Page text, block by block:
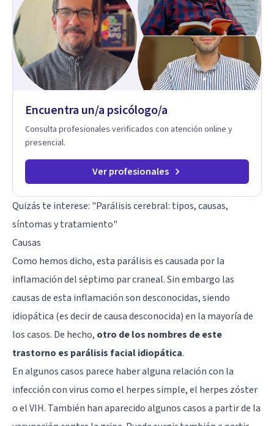
Encuentra un/a psicólogo/a
Consulta profesionales verificados con atención online y
presencial.
Ver profesionales
Quizás te interese: "Parálisis cerebral: tipos, causas,
síntomas y tratamiento"
Causas
Como hemos dicho, esta parálisis es causada por la
inflamación del séptimo par craneal. Sin embargo las
causas de esta inflamación son desconocidas, siendo
idiopática (es decir de causa desconocida) en la mayoría de
los casos. De hecho, otro de los nombres de este
trastorno es parálisis facial idiopática.
En algunos casos parece haber alguna relación con la
infección con virus como el herpes simple, el herpes zóster
o el VIH. También han aparecido algunos casos a partir de la